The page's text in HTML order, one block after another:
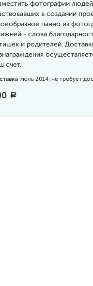
фотографии
в создании
панно из
- слова
и родителей.
счет.
июль 2014, не требует
a